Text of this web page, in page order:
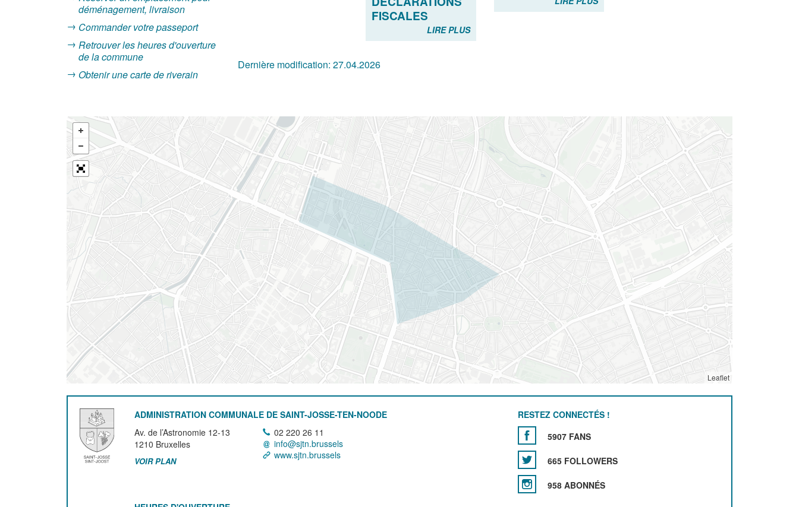
déménagement, livraison
Commander votre passeport
Retrouver les heures d'ouverture
de la commune
Obtenir une carte de riverain
FISCALES
LIRE PLUS
Dernière modification: 27.04.2026
Leaflet
ADMINISTRATION COMMUNALE DE SAINT-JOSSE-TEN-NOODE
Av. de l’Astronomie 12-13
1210 Bruxelles
VOIR PLAN
02 220 26 11
info@sjtn.brussels
www.sjtn.brussels
RESTEZ CONNECTÉS !
5907 FANS
665 FOLLOWERS
958 ABONNÉS